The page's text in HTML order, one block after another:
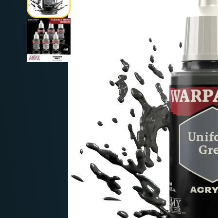
Deutschland: ab
Österreich & EU: ab
Schweiz: ab
Nicht-EU: kein kostenloser Versand
Lieferungen in Nicht-EU-Länder (z. B.
nicht im Kaufpreis